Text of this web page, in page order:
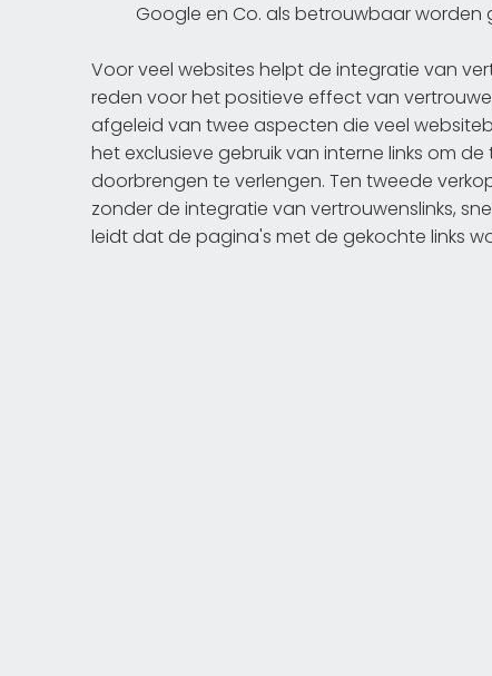
Google en Co. als betrouwbaar worden
Voor veel websites helpt de integratie van
reden voor het positieve effect van
afgeleid van twee aspecten die veel
het exclusieve gebruik van interne links om
doorbrengen te verlengen. Ten tweede
zonder de integratie van vertrouwenslinks,
leidt dat de pagina's met de gekochte links